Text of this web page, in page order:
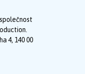
4, 140 00